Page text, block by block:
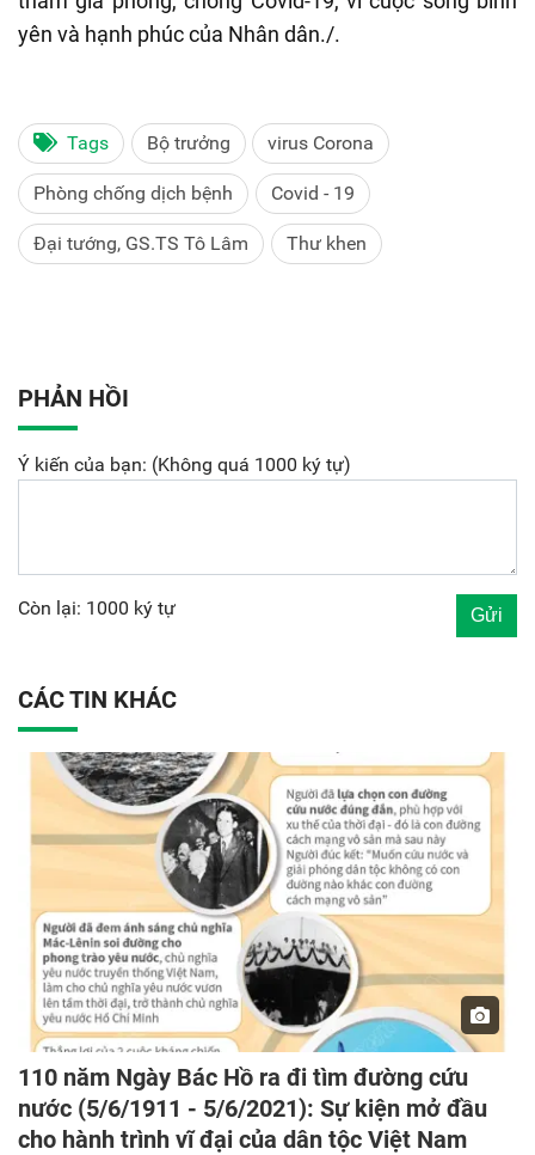
yên và hạnh phúc của Nhân dân./.
Tags Bộ trưởng virus Corona
Phòng chống dịch bệnh Covid - 19
Đại tướng, GS.TS Tô Lâm Thư khen
PHẢN HỒI
Ý kiến của bạn: (Không quá 1000 ký tự)
Còn lại: 1000 ký tự
CÁC TIN KHÁC
110 năm Ngày Bác Hồ ra đi tìm đường cứu
nước (5/6/1911 - 5/6/2021): Sự kiện mở đầu
cho hành trình vĩ đại của dân tộc Việt Nam